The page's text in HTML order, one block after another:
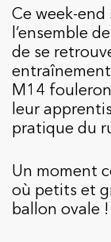
Ce week-end
l’ensemble
de se
M14
leur
pratique du
Un moment
où petits et
ballon ovale !